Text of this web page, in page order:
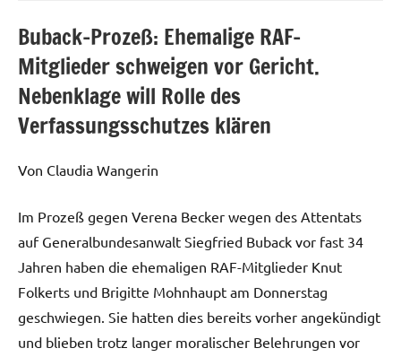
Buback-Prozeß: Ehemalige RAF-
Mitglieder schweigen vor Gericht.
Nebenklage will Rolle des
Verfassungsschutzes klären
Von Claudia Wangerin
Im Prozeß gegen Verena Becker wegen des Attentats
auf Generalbundesanwalt Siegfried Buback vor fast 34
Jahren haben die ehemaligen RAF-Mitglieder Knut
Folkerts und Brigitte Mohnhaupt am Donnerstag
geschwiegen. Sie hatten dies bereits vorher angekündigt
und blieben trotz langer moralischer Belehrungen vor